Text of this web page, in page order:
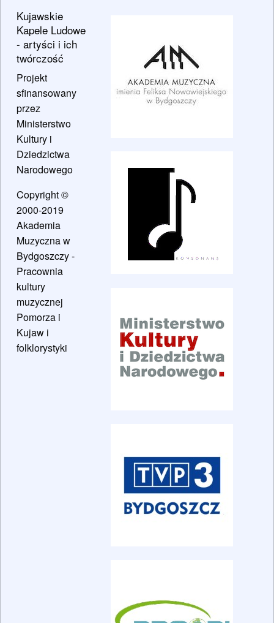
Kujawskie
Kapele Ludowe
- artyści i ich
twórczość
Projekt
sfinansowany
przez
Ministerstwo
Kultury i
Dziedzictwa
Narodowego
Copyright ©
2000-2019
Akademia
Muzyczna w
Bydgoszczy -
Pracownia
kultury
muzycznej
Pomorza i
Kujaw i
folklorystyki